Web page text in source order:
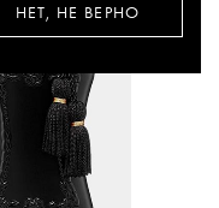
НЕТ, НЕ ВЕРНО